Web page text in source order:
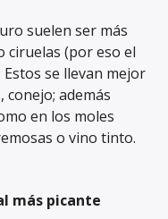
suelen ser más
ciruelas (por eso el
Estos se llevan mejor
conejo; además
en los moles
o vino tinto.
más picante